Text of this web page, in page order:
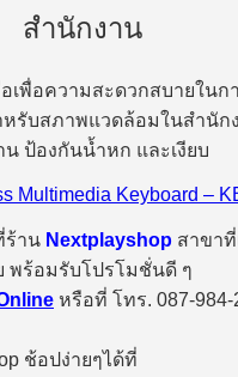
สำนักงาน
เพื่อความสะดวกสบายในก
หรับสภาพแวดล้อมในสำนัก
ป้องกันน้ำหก และเงียบ
Multimedia Keyboard –
ร้าน Nextplayshop สาขา
พร้อมรับโปรโมชั่นดี ๆ
หรือที่ โทร. 087-984-
ช้อปง่ายๆได้ที่